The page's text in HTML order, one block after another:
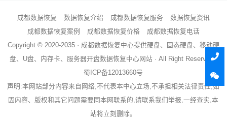
成都数据恢复 数据恢复介绍 成都数据恢复服务
数据恢复资讯
成都数据恢复案例
成都数据恢复价格
成都数据恢复电话
Copyright © 2020-2035 · 成都数据恢复中心提供硬盘、固态硬盘、移动硬
盘、U盘、内存卡、服务器开盘数据恢复中心网站 · All Right Reserved ·
蜀ICP备12013660号
声明:本网站部分内容来自网络,不代表本中心立场,不承担相关法律责任,如
因内容、版权和其它问题需要同本网联系的,请联系我们举报,一经查实,本
站将立刻删除。